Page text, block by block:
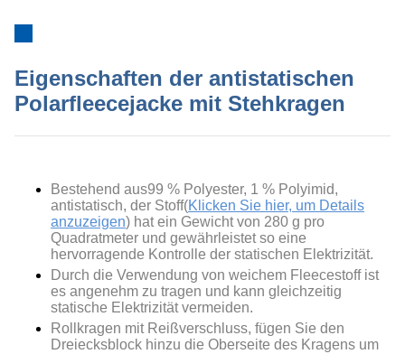
Eigenschaften der antistatischen
Polarfleecejacke mit Stehkragen
Bestehend aus99 % Polyester, 1 % Polyimid,
antistatisch, der Stoff(Klicken Sie hier, um Details
anzuzeigen) hat ein Gewicht von 280 g pro
Quadratmeter und gewährleistet so eine
hervorragende Kontrolle der statischen Elektrizität.
Durch die Verwendung von weichem Fleecestoff ist
es angenehm zu tragen und kann gleichzeitig
statische Elektrizität vermeiden.
Rollkragen mit Reißverschluss, fügen Sie den
Dreiecksblock hinzu die Oberseite des Kragens um